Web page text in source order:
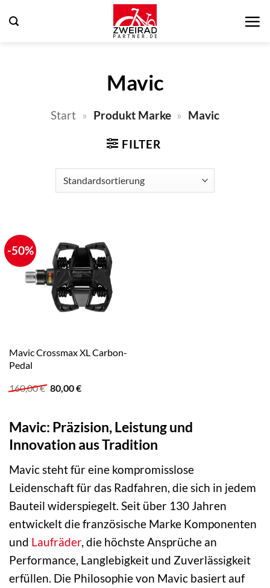
Inhalt
Mavic
Start » Produkt Marke » Mavic
FILTER
-50%
Mavic Crossmax XL Carbon-
Pedal
160,00€ Ursprünglicher
Preis
80,00€Aktueller
Mavic: Präzision, Leistung und
Innovation aus Tradition
Mavic steht für eine kompromisslose
Leidenschaft für das Radfahren, die sich in jedem
Bauteil widerspiegelt. Seit über 130 Jahren
entwickelt die französische Marke Komponenten
und Laufräder, die höchste Ansprüche an
Performance, Langlebigkeit und Zuverlässigkeit
erfüllen. Die Philosophie von Mavic basiert auf